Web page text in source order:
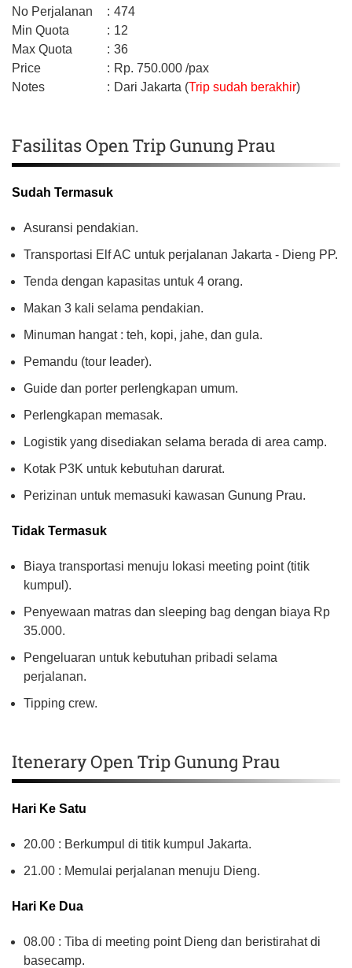
No Perjalanan
: 474
Min Quota
: 12
Max Quota
: 36
Price
: Rp. 750.000 /pax
Notes
: Dari Jakarta (Trip sudah berakhir)
Fasilitas Open Trip Gunung Prau
Sudah Termasuk
Asuransi pendakian.
Transportasi Elf AC untuk perjalanan Jakarta - Dieng PP.
Tenda dengan kapasitas untuk 4 orang.
Makan 3 kali selama pendakian.
Minuman hangat : teh, kopi, jahe, dan gula.
Pemandu (tour leader).
Guide dan porter perlengkapan umum.
Perlengkapan memasak.
Logistik yang disediakan selama berada di area camp.
Kotak P3K untuk kebutuhan darurat.
Perizinan untuk memasuki kawasan Gunung Prau.
Tidak Termasuk
Biaya transportasi menuju lokasi meeting point (titik
kumpul).
Penyewaan matras dan sleeping bag dengan biaya Rp
35.000.
Pengeluaran untuk kebutuhan pribadi selama
perjalanan.
Tipping crew.
Itenerary Open Trip Gunung Prau
Hari Ke Satu
20.00 : Berkumpul di titik kumpul Jakarta.
21.00 : Memulai perjalanan menuju Dieng.
Hari Ke Dua
08.00 : Tiba di meeting point Dieng dan beristirahat di
basecamp.